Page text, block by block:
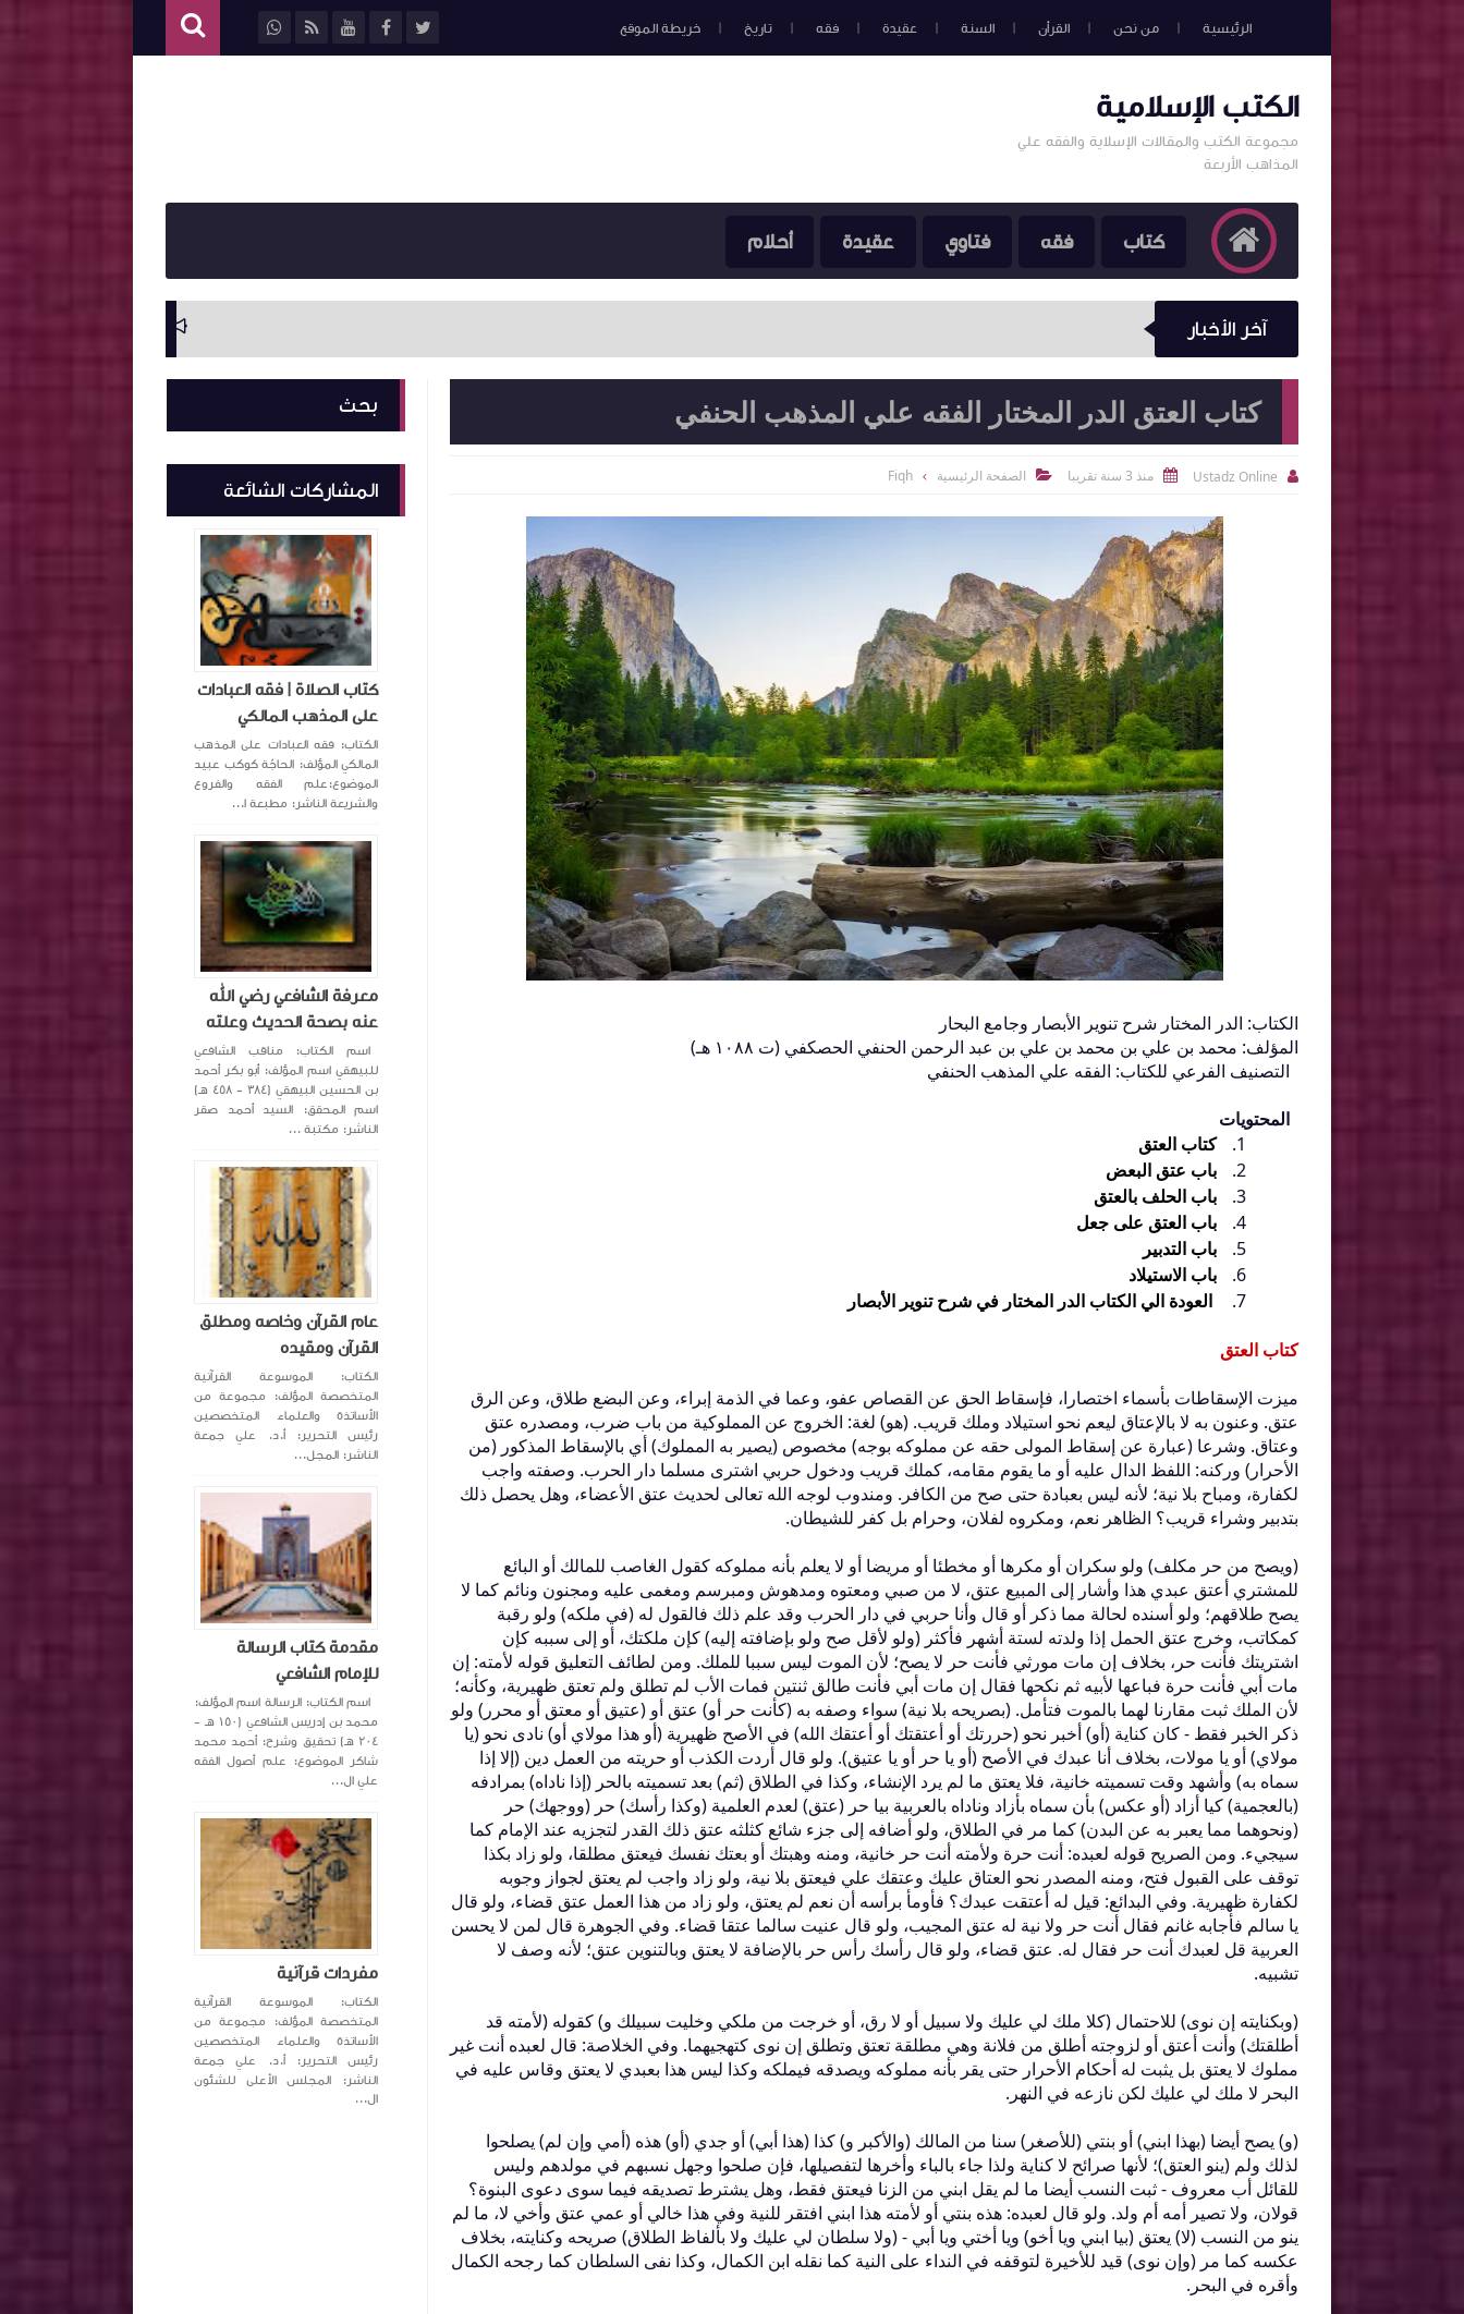
الرئيسية من نحن القرأن السنة عقيدة فقه تاريخ خريطة الموقع
الكتب الإسلامية
مجموعة الكتب والمقالات الإسلاية والفقه علي
المذاهب الأربعة
كتاب فقه فتاوي عقيدة أحلام
آخر الأخبار
كتاب العتق الدر المختار الفقه علي المذهب الحنفي

Ustadz Online
 منذ 3 سنة تقريبا  الصفحة الرئيسية Fiqh
الكتاب: الدر المختار شرح تنوير الأبصار وجامع البحار
المؤلف: محمد بن علي بن محمد بن علي بن عبد الرحمن الحنفي الحصكفي (ت ١٠٨٨ هـ)
التصنيف الفرعي للكتاب: الفقه علي المذهب الحنفي
المحتويات
كتاب العتق
باب عتق البعض
باب الحلف بالعتق
باب العتق على جعل
باب التدبير
باب الاستيلاد
العودة الي الكتاب الدر المختار في شرح تنوير الأبصار
كتاب العتق
ميزت الإسقاطات بأسماء اختصارا، فإسقاط الحق عن القصاص عفو، وعما في الذمة إبراء، وعن البضع طلاق، وعن الرق
عتق‏.‏ وعنون به لا بالإعتاق ليعم نحو استيلاد وملك قريب‏.‏ ‏(‏هو‏)‏ لغة‏:‏ الخروج عن المملوكية من باب ضرب، ومصدره عتق
وعتاق‏.‏ وشرعا ‏(‏عبارة عن إسقاط المولى حقه عن مملوكه بوجه‏)‏ مخصوص ‏(‏يصير به المملوك‏)‏ أي بالإسقاط المذكور ‏(‏من
الأحرار‏)‏ وركنه‏:‏ اللفظ الدال عليه أو ما يقوم مقامه، كملك قريب ودخول حربي اشترى مسلما دار الحرب‏.‏ وصفته واجب
لكفارة، ومباح بلا نية؛ لأنه ليس بعبادة حتى صح من الكافر‏.‏ ومندوب لوجه الله تعالى لحديث عتق الأعضاء، وهل يحصل ذلك
بتدبير وشراء قريب‏؟‏ الظاهر نعم، ومكروه لفلان، وحرام بل كفر للشيطان‏.‏
‏(‏ويصح من حر مكلف‏)‏ ولو سكران أو مكرها أو مخطئا أو مريضا أو لا يعلم بأنه مملوكه كقول الغاصب للمالك أو البائع
للمشتري أعتق عبدي هذا وأشار إلى المبيع عتق، لا من صبي ومعتوه ومدهوش ومبرسم ومغمى عليه ومجنون ونائم كما لا
يصح طلاقهم؛ ولو أسنده لحالة مما ذكر أو قال وأنا حربي في دار الحرب وقد علم ذلك فالقول له ‏(‏في ملكه‏)‏ ولو رقبة
كمكاتب، وخرج عتق الحمل إذا ولدته لستة أشهر فأكثر ‏(‏ولو لأقل صح ولو بإضافته إليه‏)‏ كإن ملكتك، أو إلى سببه كإن
اشتريتك فأنت حر، بخلاف إن مات مورثي فأنت حر لا يصح؛ لأن الموت ليس سببا للملك‏.‏ ومن لطائف التعليق قوله لأمته‏:‏ إن
مات أبي فأنت حرة فباعها لأبيه ثم نكحها فقال إن مات أبي فأنت طالق ثنتين فمات الأب لم تطلق ولم تعتق ظهيرية، وكأنه؛
لأن الملك ثبت مقارنا لهما بالموت فتأمل‏.‏ ‏(‏بصريحه بلا نية‏)‏ سواء وصفه به ‏(‏كأنت حر أو‏)‏ عتق أو ‏(‏عتيق أو معتق أو محرر‏)‏ ولو
ذكر الخبر فقط - كان كناية ‏(‏أو‏)‏ أخبر نحو ‏(‏حررتك أو أعتقتك أو أعتقك الله‏)‏ في الأصح ظهيرية ‏(‏أو هذا مولاي أو‏)‏ نادى نحو ‏(‏يا
مولاي‏)‏ أو يا مولات، بخلاف أنا عبدك في الأصح ‏(‏أو يا حر أو يا عتيق‏)‏‏.‏ ولو قال أردت الكذب أو حريته من العمل دين ‏(‏إلا إذا
سماه به‏)‏ وأشهد وقت تسميته خانية، فلا يعتق ما لم يرد الإنشاء، وكذا في الطلاق ‏(‏ثم‏)‏ بعد تسميته بالحر ‏(‏إذا ناداه‏)‏ بمرادفه
‏(‏بالعجمية‏)‏ كيا أزاد ‏(‏أو عكس‏)‏ بأن سماه بأزاد وناداه بالعربية بيا حر ‏(‏عتق‏)‏ لعدم العلمية ‏(‏وكذا رأسك‏)‏ حر ‏(‏ووجهك‏)‏ حر
‏(‏ونحوهما مما يعبر به عن البدن‏)‏ كما مر في الطلاق، ولو أضافه إلى جزء شائع كثلثه عتق ذلك القدر لتجزيه عند الإمام كما
سيجيء‏.‏ ومن الصريح قوله لعبده‏:‏ أنت حرة ولأمته أنت حر خانية، ومنه وهبتك أو بعتك نفسك فيعتق مطلقا، ولو زاد بكذا
توقف على القبول فتح، ومنه المصدر نحو العتاق عليك وعتقك علي فيعتق بلا نية، ولو زاد واجب لم يعتق لجواز وجوبه
لكفارة ظهيرية‏.‏ وفي البدائع‏:‏ قيل له أعتقت عبدك‏؟‏ فأومأ برأسه أن نعم لم يعتق، ولو زاد من هذا العمل عتق قضاء، ولو قال
يا سالم فأجابه غانم فقال أنت حر ولا نية له عتق المجيب، ولو قال عنيت سالما عتقا قضاء‏.‏ وفي الجوهرة قال لمن لا يحسن
العربية قل لعبدك أنت حر فقال له‏.‏ عتق قضاء، ولو قال رأسك رأس حر بالإضافة لا يعتق وبالتنوين عتق؛ لأنه وصف لا
تشبيه‏.‏
‏(‏وبكنايته إن نوى‏)‏ للاحتمال ‏(‏كلا ملك لي عليك ولا سبيل أو لا رق، أو خرجت من ملكي وخليت سبيلك و‏)‏ كقوله ‏(‏لأمته قد
أطلقتك‏)‏ وأنت أعتق أو لزوجته أطلق من فلانة وهي مطلقة تعتق وتطلق إن نوى كتهجيهما‏.‏ وفي الخلاصة‏:‏ قال لعبده أنت غير
مملوك لا يعتق بل يثبت له أحكام الأحرار حتى يقر بأنه مملوكه ويصدقه فيملكه وكذا ليس هذا بعبدي لا يعتق وقاس عليه في
البحر لا ملك لي عليك لكن نازعه في النهر‏.‏
‏(‏و‏)‏ يصح أيضا ‏(‏بهذا ابني‏)‏ أو بنتي ‏(‏للأصغر‏)‏ سنا من المالك ‏(‏والأكبر و‏)‏ كذا ‏(‏هذا أبي‏)‏ أو جدي ‏(‏أو‏)‏ هذه ‏(‏أمي وإن لم‏)‏ يصلحوا
لذلك ولم ‏(‏ينو العتق‏)‏؛ لأنها صرائح لا كناية ولذا جاء بالباء وأخرها لتفصيلها، فإن صلحوا وجهل نسبهم في مولدهم وليس
للقائل أب معروف - ثبت النسب أيضا ما لم يقل ابني من الزنا فيعتق فقط، وهل يشترط تصديقه فيما سوى دعوى البنوة‏؟‏
قولان، ولا تصير أمه أم ولد‏.‏ ولو قال لعبده‏:‏ هذه بنتي أو لأمته هذا ابني افتقر للنية وفي هذا خالي أو عمي عتق وأخي لا، ما لم
ينو من النسب ‏(‏لا‏)‏ يعتق ‏(‏بيا ابني ويا أخو‏)‏ ويا أختي ويا أبي - ‏(‏ولا سلطان لي عليك ولا بألفاظ الطلاق‏)‏ صريحه وكنايته، بخلاف
عكسه كما مر ‏(‏وإن نوى‏)‏ قيد للأخيرة لتوقفه في النداء على النية كما نقله ابن الكمال، وكذا نفى السلطان كما رجحه الكمال
وأقره في البحر‏.‏
بحث
المشاركات الشائعة
كتاب الصلاة | فقه العبادات
على المذهب المالكي
الكتاب: فقه العبادات على المذهب
المالكي المؤلف: الحاجّة كوكب عبيد
الموضوع:علم الفقه والفروع
والشريعة الناشر: مطبعة ا...
معرفة الشافعي رضي الله
عنه بصحة الحديث وعلته
اسم الكتاب: مناقب الشافعي
للبيهقي اسم المؤلف: أبو بكر أحمد
بن الحسين البيهقي (٣٨٤ - ٤٥٨ هـ)
اسم المحقق: السيد أحمد صقر
الناشر: مكتبة ...
عام القرآن وخاصه ومطلق
القرآن ومقيده
الكتاب: الموسوعة القرآنية
المتخصصة المؤلف: مجموعة من
الأساتذة والعلماء المتخصصين
رئيس التحرير: أ.د. علي جمعة
الناشر: المجل...
مقدمة كتاب الرسالة
للإمام الشافعي
اسم الكتاب: الرسالة اسم المؤلف:
محمد بن إدريس الشافعي (١٥٠ هـ -
٢٠٤ هـ) تحقيق وشرح: أحمد محمد
شاكر الموضوع: علم أصول الفقه
علي ال...
مفردات قرآنية
الكتاب: الموسوعة القرآنية
المتخصصة المؤلف: مجموعة من
الأساتذة والعلماء المتخصصين
رئيس التحرير: أ.د. علي جمعة
الناشر: المجلس الأعلى للشئون
ال...